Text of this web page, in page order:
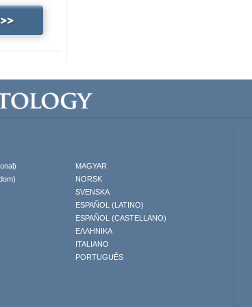
MAGYAR
NORSK
SVENSKA
ESPAÑOL (LATINO)
ESPAÑOL (CASTELLANO)
ΕΛΛΗΝΙΚA
ITALIANO
PORTUGUÊS